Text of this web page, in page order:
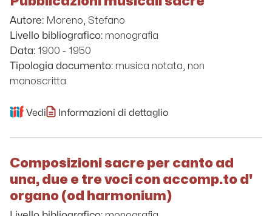
Autore: Moreno, Stefano
Livello bibliografico: monografia
Data: 1900 - 1950
Tipologia documento: musica notata, non
manoscritta
Vedi Informazioni di dettaglio
Composizioni sacre per canto ad
una, due e tre voci con accomp.to d'
organo (od harmonium)